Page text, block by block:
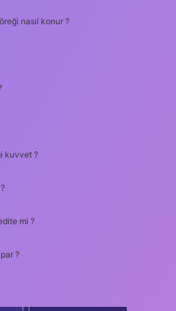
nasıl konur ?
kuvvet ?
mi ?
?